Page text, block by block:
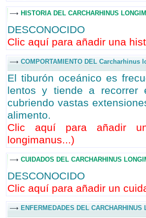
HISTORIA DEL CARCHARHINUS
DESCONOCIDO
Clic aquí para añadir una
COMPORTAMIENTO DEL Carcharhinus
El tiburón oceánico es
lentos y tiende a
cubriendo vastas
alimento.
Clic aquí para añadir un
longimanus...)
CUIDADOS DEL CARCHARHINUS
DESCONOCIDO
Clic aquí para añadir un
ENFERMEDADES DEL CARCHARHINUS